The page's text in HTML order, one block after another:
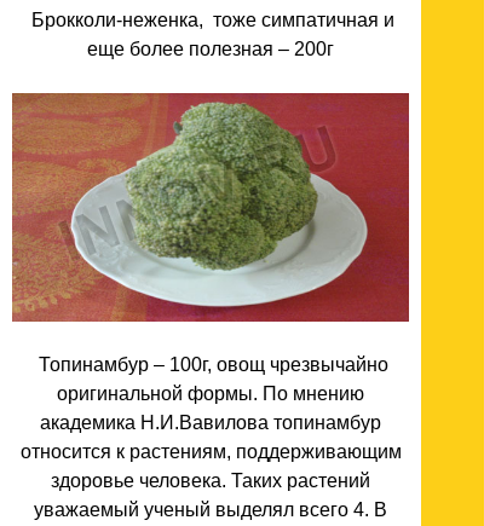
Брокколи-неженка, тоже симпатичная и
еще более полезная – 200г
Топинамбур – 100г, овощ чрезвычайно
оригинальной формы. По мнению
академика Н.И.Вавилова топинамбур
относится к растениям, поддерживающим
здоровье человека. Таких растений
уважаемый ученый выделял всего 4. В